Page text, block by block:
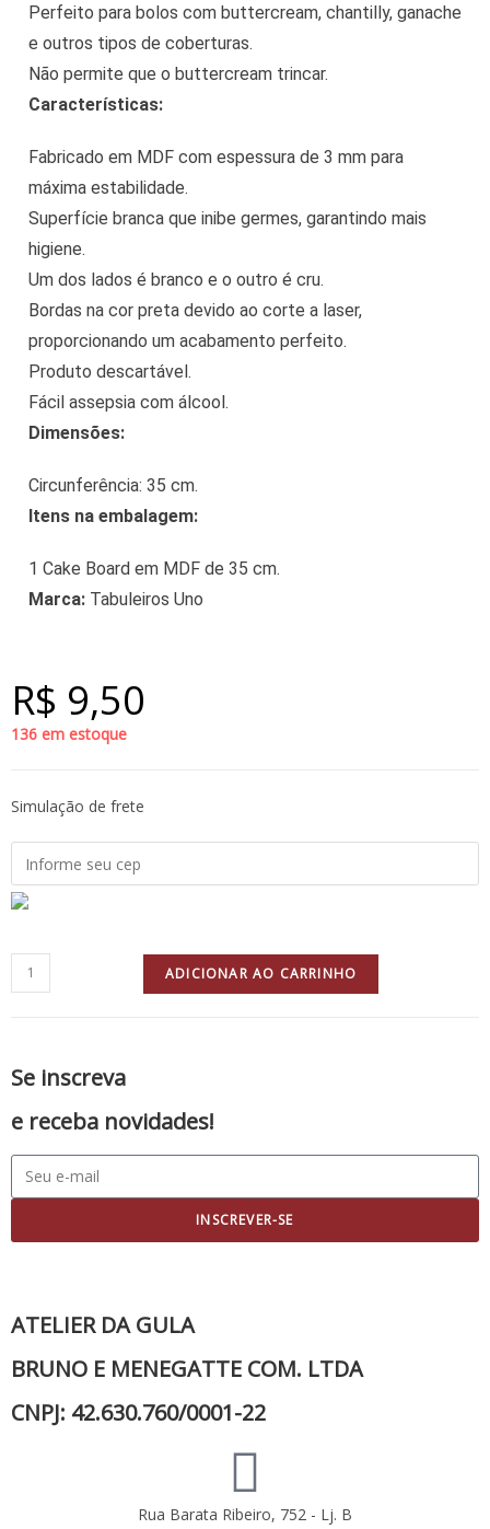
Perfeito para bolos com buttercream, chantilly, ganache
e outros tipos de coberturas.
Não permite que o buttercream trincar.
Características:
Fabricado em MDF com espessura de 3 mm para
máxima estabilidade.
Superfície branca que inibe germes, garantindo mais
higiene.
Um dos lados é branco e o outro é cru.
Bordas na cor preta devido ao corte a laser,
proporcionando um acabamento perfeito.
Produto descartável.
Fácil assepsia com álcool.
Dimensões:
Circunferência: 35 cm.
Itens na embalagem:
1 Cake Board em MDF de 35 cm.
Marca: Tabuleiros Uno
R$ 9,50
136 em estoque
Simulação de frete
ADICIONAR AO CARRINHO
Se inscreva
e receba novidades!
INSCREVER-SE
ATELIER DA GULA
BRUNO E MENEGATTE COM. LTDA
CNPJ: 42.630.760/0001-22
Rua Barata Ribeiro, 752 - Lj. B